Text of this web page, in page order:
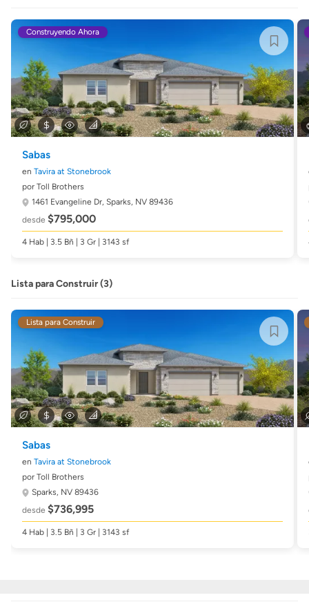
Construyendo Ahora
Sabas
en Tavira at Stonebrook
por Toll Brothers
1461 Evangeline Dr, Sparks, NV 89436
desde $795,000
4 Hab | 3.5 Bñ | 3 Gr | 3143 sf
Lista para Construir (3)
Lista para Construir
Sabas
en Tavira at Stonebrook
por Toll Brothers
Sparks, NV 89436
desde $736,995
4 Hab | 3.5 Bñ | 3 Gr | 3143 sf